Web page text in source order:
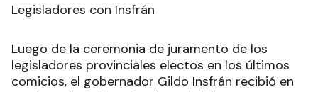
Legisladores con Insfrán
Luego de la ceremonia de juramento de los
legisladores provinciales electos en los últimos
comicios, el gobernador Gildo Insfrán recibió en